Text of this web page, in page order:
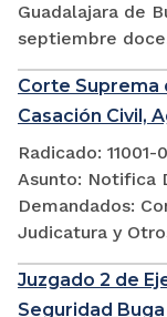
Guadalajara de
septiembre
Corte Suprema
Casación Civil,
Radicado:
Asunto: Notifica
Demandados:
Judicatura y
Juzgado 2 de
Seguridad Buga